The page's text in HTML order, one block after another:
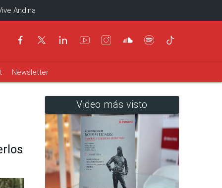
Andina
Newsletter
Video más visto